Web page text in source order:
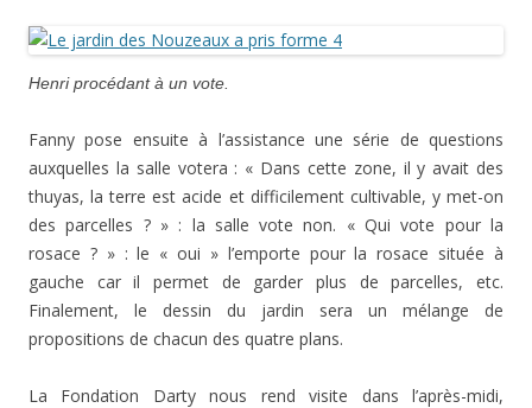
Henri procédant à un vote.
Fanny pose ensuite à l’assistance une série de questions
auxquelles la salle votera : « Dans cette zone, il y avait des
thuyas, la terre est acide et difficilement cultivable, y met-on
des parcelles ? » : la salle vote non. « Qui vote pour la
rosace ? » : le « oui » l’emporte pour la rosace située à
gauche car il permet de garder plus de parcelles, etc.
Finalement, le dessin du jardin sera un mélange de
propositions de chacun des quatre plans.
La Fondation Darty nous rend visite dans l’après-midi,